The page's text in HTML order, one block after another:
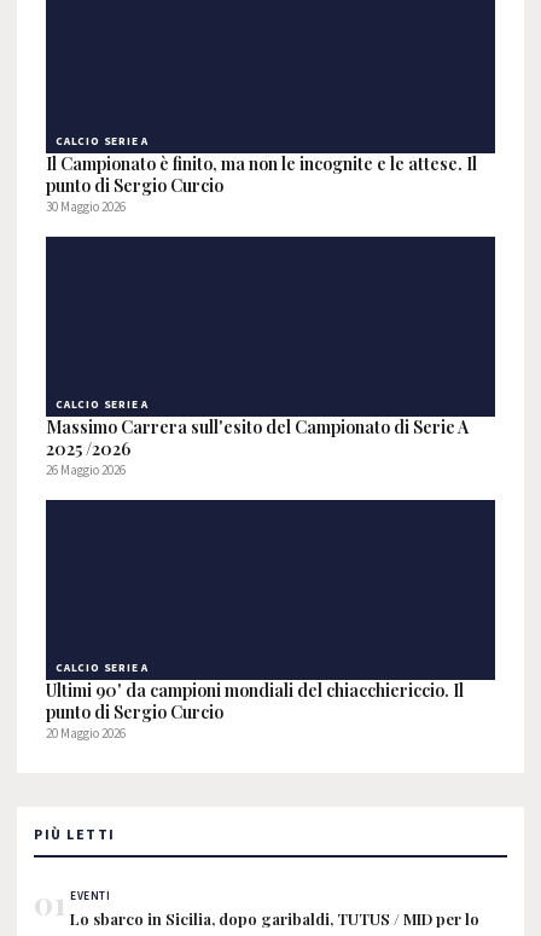
CALCIO SERIE A
Il Campionato è finito, ma non le incognite e le attese. Il
punto di Sergio Curcio
30 Maggio 2026
CALCIO SERIE A
Massimo Carrera sull'esito del Campionato di Serie A
2025 /2026
26 Maggio 2026
CALCIO SERIE A
Ultimi 90' da campioni mondiali del chiacchiericcio. Il
punto di Sergio Curcio
20 Maggio 2026
PIÙ LETTI
01 EVENTI
Lo sbarco in Sicilia, dopo garibaldi, TUTUS / MID per lo